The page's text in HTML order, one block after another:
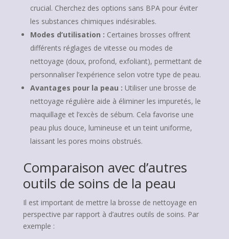
crucial. Cherchez des options sans BPA pour éviter
les substances chimiques indésirables.
Modes d’utilisation : Certaines brosses offrent
différents réglages de vitesse ou modes de
nettoyage (doux, profond, exfoliant), permettant de
personnaliser l’expérience selon votre type de peau.
Avantages pour la peau : Utiliser une brosse de
nettoyage régulière aide à éliminer les impuretés, le
maquillage et l’excès de sébum. Cela favorise une
peau plus douce, lumineuse et un teint uniforme,
laissant les pores moins obstrués.
Comparaison avec d’autres
outils de soins de la peau
Il est important de mettre la brosse de nettoyage en
perspective par rapport à d’autres outils de soins. Par
exemple :